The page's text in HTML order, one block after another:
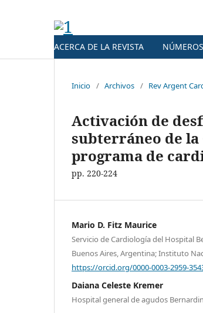
ACERCA DE LA REVISTA NÚMEROS
Inicio / Archivos / Rev Argent
Activación de
subterráneo de la
programa de
pp. 220-224
Mario D. Fitz Maurice
Servicio de Cardiología del Hospital
Buenos Aires, Argentina; Instituto
https://orcid.org/0000-0003-2959-
Daiana Celeste Kremer
Hospital general de agudos